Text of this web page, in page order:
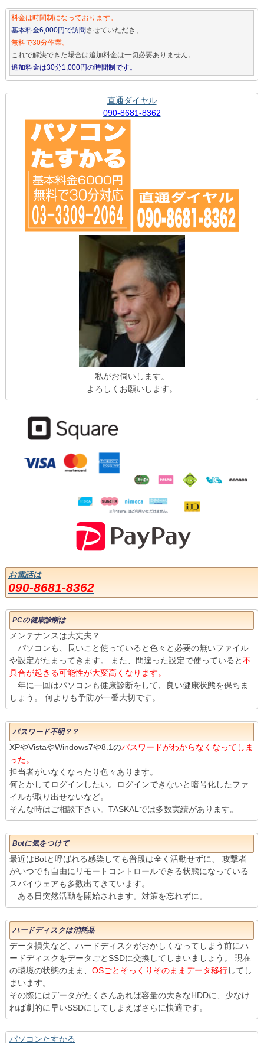
料金は時間制になっております。
基本料金6,000円で訪問させていただき、
無料で30分作業。
これで解決できた場合は追加料金は一切必要ありません。
追加料金は30分1,000円の時間制です。
直通ダイヤル
090-8681-8362
私がお伺いします。
よろしくお願いします。
お電話は
090-8681-8362
PCの健康診断は
メンテナンスは大丈夫？
パソコンも、長いこと使っていると色々と必要の無いファイル
や設定がたまってきます。 また、間違った設定で使っていると不
具合が起きる可能性が大変高くなります。
年に一回はパソコンも健康診断をして、良い健康状態を保ちま
しょう。 何よりも予防が一番大切です。
パスワード不明？？
XPやVistaやWindows7や8.1のパスワードがわからなくなってしま
った。
担当者がいなくなったり色々あります。
何とかしてログインしたい。ログインできないと暗号化したファ
イルが取り出せないなど。
そんな時はご相談下さい。TASKALでは多数実績があります。
Botに気をつけて
最近はBotと呼ばれる感染しても普段は全く活動せずに、 攻撃者
がいつでも自由にリモートコントロールできる状態になっている
スパイウェアも多数出てきています。
ある日突然活動を開始されます。対策を忘れずに。
ハードディスクは消耗品
データ損失など、ハードディスクがおかしくなってしまう前にハ
ードディスクをデータごとSSDに交換してしまいましょう。 現在
の環境の状態のまま、 OSごとそっくりそのままデータ移行してし
まいます。
その際にはデータがたくさんあれば容量の大きなHDDに、少なけ
れば劇的に早いSSDにしてしまえばさらに快適です。
パソコンたすかる